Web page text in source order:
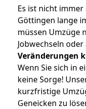
Es ist nicht
Göttingen lange
müssen Umzüge
Jobwechseln
Veränderungen
Wenn Sie sich in
keine Sorge!
kurzfristige
Geneicken zu